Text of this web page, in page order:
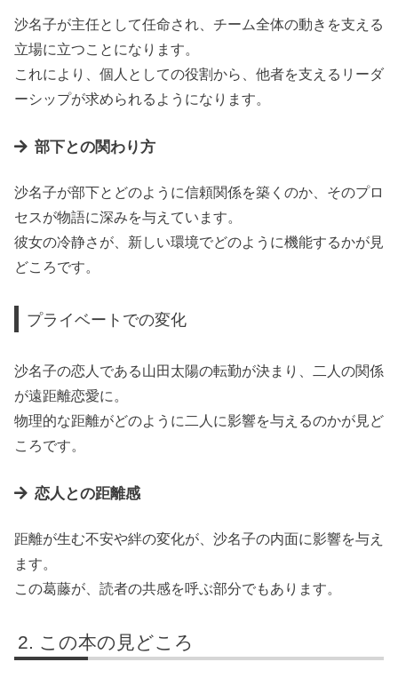
沙名子が主任として任命され、チーム全体の動きを支える
立場に立つことになります。
これにより、個人としての役割から、他者を支えるリーダ
ーシップが求められるようになります。
部下との関わり方
沙名子が部下とどのように信頼関係を築くのか、そのプロ
セスが物語に深みを与えています。
彼女の冷静さが、新しい環境でどのように機能するかが見
どころです。
プライベートでの変化
沙名子の恋人である山田太陽の転勤が決まり、二人の関係
が遠距離恋愛に。
物理的な距離がどのように二人に影響を与えるのかが見ど
ころです。
恋人との距離感
距離が生む不安や絆の変化が、沙名子の内面に影響を与え
ます。
この葛藤が、読者の共感を呼ぶ部分でもあります。
この本の見どころ